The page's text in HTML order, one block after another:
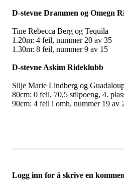
D-stevne Drammen og Omegn
Tine Rebecca Berg og Tequila
1.20m: 4 feil, nummer 20 av 35
1.30m: 8 feil, nummer 9 av 15
D-stevne Askim Rideklubb
Silje Marie Lindberg og
80cm: 0 feil, 70,5 stilpoeng, 4.
90cm: 4 feil i omh, nummer 19 av
Logg inn for å skrive en